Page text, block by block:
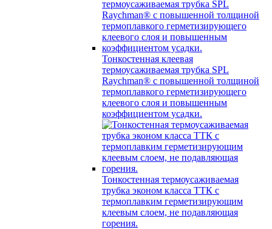
Тонкостенная клеевая
термоусаживаемая трубка SPL
Raychman® с повышенной толщиной
термоплавкого герметизирующего
клеевого слоя и повышенным
коэффициентом усадки.
Тонкостенная термоусаживаемая
трубка эконом класса ТТК с
термоплавким герметизирующим
клеевым слоем, не подавляющая
горения.